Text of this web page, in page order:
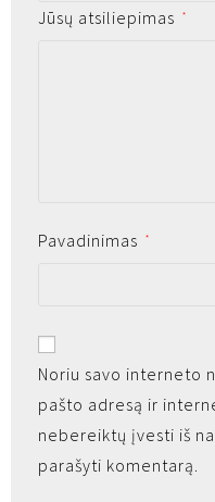
Jūsų atsiliepimas *
Pavadinimas *
Noriu savo interneto
pašto adresą ir
nebereiktų įvesti iš
parašyti komentarą.